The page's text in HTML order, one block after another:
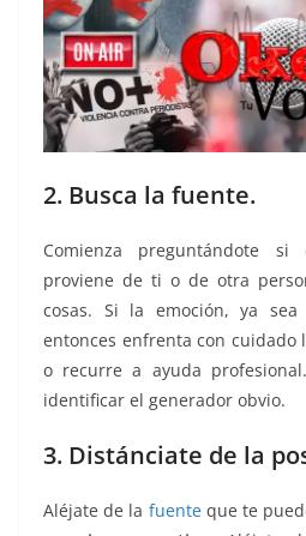
2. Busca la fuente.
Comienza preguntándote si
proviene de ti o de otra
cosas. Si la emoción, ya
entonces enfrenta con cuidado
o recurre a ayuda
identificar el generador obvio.
3. Distánciate de la
Aléjate de la fuenteque te